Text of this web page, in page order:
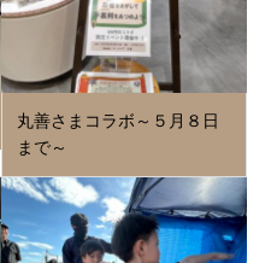
丸善さまコラボ～５月８日
まで～